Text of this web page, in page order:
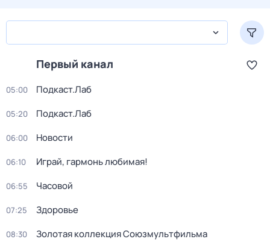
Первый канал
05:00 Подкаст.Лаб
05:20 Подкаст.Лаб
06:00 Новости
06:10 Играй, гармонь любимая!
06:55 Часовой
07:25 Здоровье
08:30 Золотая коллекция Союзмультфильма